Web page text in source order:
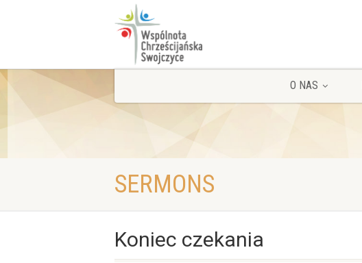
O NAS
SERMONS
Koniec czekania